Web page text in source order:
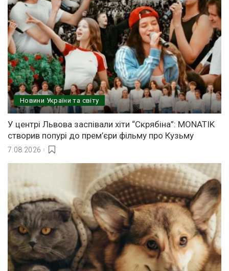
Новини України та світу
У центрі Львова заспівали хіти “Скрябіна”: MONATIK
створив попурі до прем’єри фільму про Кузьму
7.08.2026